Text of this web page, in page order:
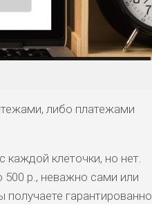
либо платежами
клеточки, но нет.
500 р., неважно сами или
получаете гарантированно